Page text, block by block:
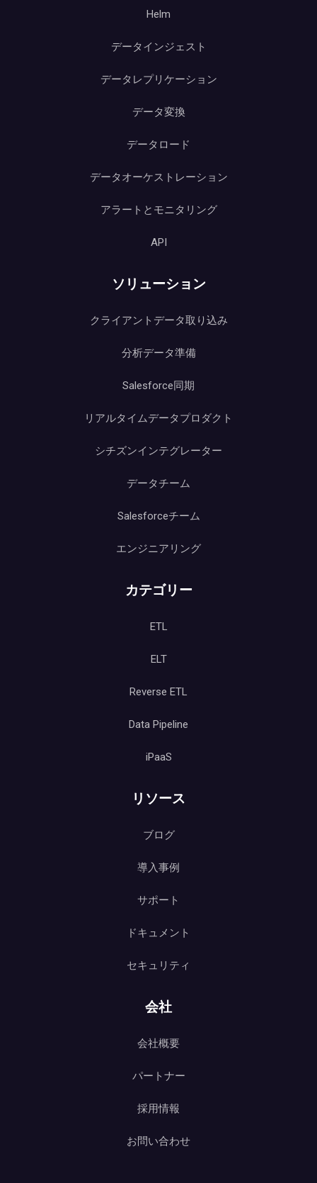
Helm
データインジェスト
データレプリケーション
データ変換
データロード
データオーケストレーション
アラートとモニタリング
API
ソリューション
クライアントデータ取り込み
分析データ準備
Salesforce同期
リアルタイムデータプロダクト
シチズンインテグレーター
データチーム
Salesforceチーム
エンジニアリング
カテゴリー
ETL
ELT
Reverse ETL
Data Pipeline
iPaaS
リソース
ブログ
導入事例
サポート
ドキュメント
セキュリティ
会社
会社概要
パートナー
採用情報
お問い合わせ